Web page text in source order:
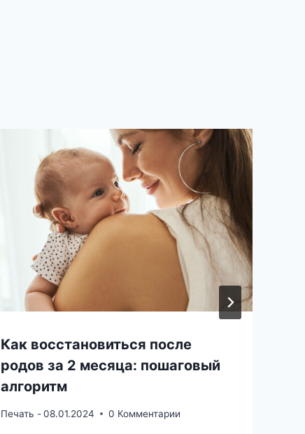
Как восстановиться после
родов за 2 месяца: пошаговый
алгоритм
Печать -08.01.2024 0 Комментарии